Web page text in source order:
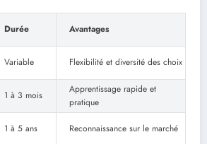
Durée Avantages
Variable Flexibilité et diversité des choix
1 à 3 mois
Apprentissage rapide et
pratique
1 à 5 ans Reconnaissance sur le marché